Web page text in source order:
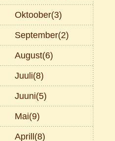
Oktoober(3)
September(2)
August(6)
Juuli(8)
Juuni(5)
Mai(9)
Aprill(8)